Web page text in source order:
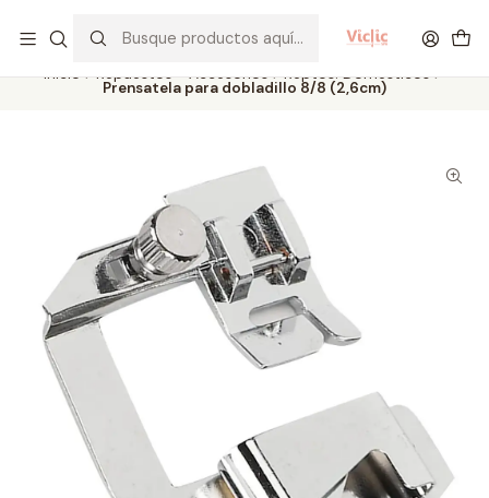
Leer más
Inicio Repuestos - Accesorios Reptos. Domésticos
Prensatela para dobladillo 8/8 (2,6cm)